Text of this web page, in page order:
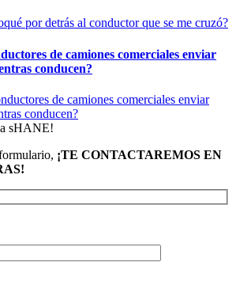
de camiones comerciales enviar
conducen?
sHANE!
¡TE CONTACTAREMOS EN